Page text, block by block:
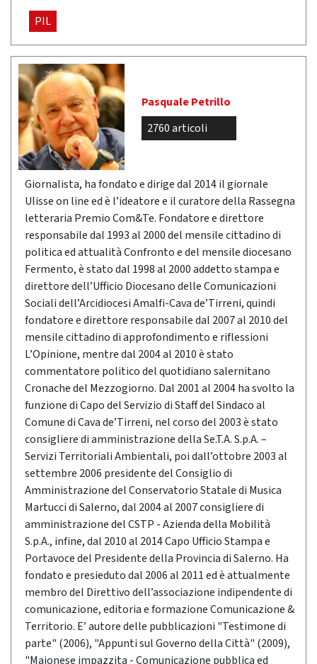
PIL
Pasquale Petrillo
2760 articoli
Giornalista, ha fondato e dirige dal 2014 il giornale
Ulisse on line ed è l’ideatore e il curatore della Rassegna
letteraria Premio Com&Te. Fondatore e direttore
responsabile dal 1993 al 2000 del mensile cittadino di
politica ed attualità Confronto e del mensile diocesano
Fermento, è stato dal 1998 al 2000 addetto stampa e
direttore dell’Ufficio Diocesano delle Comunicazioni
Sociali dell’Arcidiocesi Amalfi-Cava de’Tirreni, quindi
fondatore e direttore responsabile dal 2007 al 2010 del
mensile cittadino di approfondimento e riflessioni
L’Opinione, mentre dal 2004 al 2010 è stato
commentatore politico del quotidiano salernitano
Cronache del Mezzogiorno. Dal 2001 al 2004 ha svolto la
funzione di Capo del Servizio di Staff del Sindaco al
Comune di Cava de’Tirreni, nel corso del 2003 è stato
consigliere di amministrazione della Se.T.A. S.p.A. –
Servizi Territoriali Ambientali, poi dall’ottobre 2003 al
settembre 2006 presidente del Consiglio di
Amministrazione del Conservatorio Statale di Musica
Martucci di Salerno, dal 2004 al 2007 consigliere di
amministrazione del CSTP - Azienda della Mobilità
S.p.A., infine, dal 2010 al 2014 Capo Ufficio Stampa e
Portavoce del Presidente della Provincia di Salerno. Ha
fondato e presieduto dal 2006 al 2011 ed è attualmente
membro del Direttivo dell’associazione indipendente di
comunicazione, editoria e formazione Comunicazione &
Territorio. E’ autore delle pubblicazioni "Testimone di
parte" (2006), "Appunti sul Governo della Città" (2009),
"Maionese impazzita - Comunicazione pubblica ed